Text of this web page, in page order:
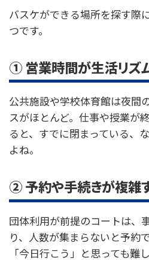
バスケができる場所を探す際
つです。
① 営業時間が生活リズ
公共施設や学校体育館は夜間
スがほとんど。仕事や授業が
ると、すでに閉まっている、
よね。
② 予約や手続きが複雑
団体利用が前提のコートは、
り、人数が集まらないと予約
「今日行こう」と思っても難